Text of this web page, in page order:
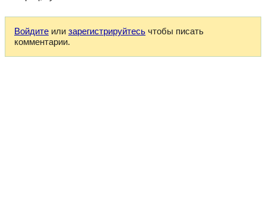
Войдите или зарегистрируйтесь чтобы писать
комментарии.